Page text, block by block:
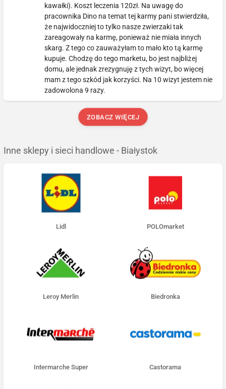
kawałki). Koszt leczenia 120zł. Na uwagę do
pracownika Dino na temat tej karmy pani stwierdziła,
że najwidoczniej to tylko nasze zwierzaki tak
zareagowały na karmę, ponieważ nie miała innych
skarg. Z tego co zauważyłam to mało kto tą karmę
kupuje. Chodzę do tego marketu, bo jest najbliżej
domu, ale jednak zrezygnuję z tych wizyt, bo więcej
mam z tego szkód jak korzyści. Na 10 wizyt jestem nie
zadowolona 9 razy.
ZOBACZ WIĘCEJ
Inne sklepy i sieci handlowe - Białystok
Lidl POLOmarket
Leroy Merlin Biedronka
Intermarche Super Castorama